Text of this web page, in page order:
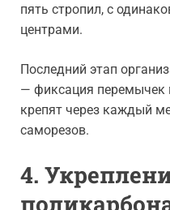
пять стропил, с
центрами.
Последний этап
— фиксация
крепят через каждый
саморезов.
4.